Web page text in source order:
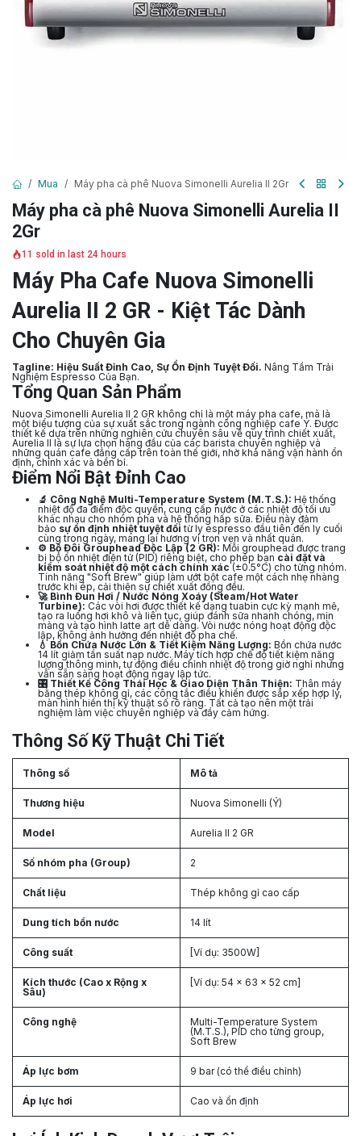
Mua Máy pha cà phê Nuova Simonelli Aurelia II 2Gr
Máy pha cà phê Nuova Simonelli Aurelia II
2Gr
11 sold in last 24 hours
Máy Pha Cafe Nuova Simonelli
Aurelia II 2 GR - Kiệt Tác Dành
Cho Chuyên Gia
Tagline: Hiệu Suất Đỉnh Cao, Sự Ổn Định Tuyệt Đối. Nâng Tầm Trải
Nghiệm Espresso Của Bạn.
Tổng Quan Sản Phẩm
Nuova Simonelli Aurelia II 2 GR không chỉ là một máy pha cafe, mà là
một biểu tượng của sự xuất sắc trong ngành công nghiệp cafe Ý. Được
thiết kế dựa trên những nghiên cứu chuyên sâu về quy trình chiết xuất,
Aurelia II là sự lựa chọn hàng đầu của các barista chuyên nghiệp và
những quán cafe đẳng cấp trên toàn thế giới, nhờ khả năng vận hành ổn
định, chính xác và bền bỉ.
Điểm Nổi Bật Đỉnh Cao
🔬 Công Nghệ Multi-Temperature System (M.T.S.): Hệ thống
nhiệt độ đa điểm độc quyền, cung cấp nước ở các nhiệt độ tối ưu
khác nhau cho nhóm pha và hệ thống hấp sữa. Điều này đảm
bảo sự ổn định nhiệt tuyệt đối từ ly espresso đầu tiên đến ly cuối
cùng trong ngày, mang lại hương vị trọn vẹn và nhất quán.
⚙️ Bộ Đôi Grouphead Độc Lập (2 GR): Mỗi grouphead được trang
bị bộ ổn nhiệt điện tử (PID) riêng biệt, cho phép bạn cài đặt và
kiểm soát nhiệt độ một cách chính xác(±0.5°C) cho từng nhóm.
Tính năng "Soft Brew" giúp làm ướt bột cafe một cách nhẹ nhàng
trước khi ép, cải thiện sự chiết xuất đồng đều.
🚀 Bình Đun Hơi / Nước Nóng Xoáy (Steam/Hot Water
Turbine): Các vòi hơi được thiết kế dạng tuabin cực kỳ mạnh mẽ,
tạo ra luồng hơi khô và liên tục, giúp đánh sữa nhanh chóng, mịn
màng và tạo hình latte art dễ dàng. Vòi nước nóng hoạt động độc
lập, không ảnh hưởng đến nhiệt độ pha chế.
💧 Bồn Chứa Nước Lớn & Tiết Kiệm Năng Lượng: Bồn chứa nước
14 lít giảm tần suất nạp nước. Máy tích hợp chế độ tiết kiệm năng
lượng thông minh, tự động điều chỉnh nhiệt độ trong giờ nghỉ nhưng
vẫn sẵn sàng hoạt động ngay lập tức.
🎛️ Thiết Kế Công Thái Học & Giao Diện Thân Thiện: Thân máy
bằng thép không gỉ, các công tắc điều khiển được sắp xếp hợp lý,
màn hình hiển thị kỹ thuật số rõ ràng. Tất cả tạo nên một trải
nghiệm làm việc chuyên nghiệp và đầy cảm hứng.
Thông Số Kỹ Thuật Chi Tiết
Thông số Mô tả
Thương hiệu Nuova Simonelli (Ý)
Model Aurelia II 2 GR
Số nhóm pha (Group) 2
Chất liệu Thép không gỉ cao cấp
Dung tích bồn nước 14 lít
Công suất [Ví dụ: 3500W]
Kích thước (Cao x Rộng x
Sâu)
[Ví dụ: 54 x 63 x 52 cm]
Công nghệ
Multi-Temperature System
(M.T.S.), PID cho từng group,
Soft Brew
Áp lực bơm 9 bar (có thể điều chỉnh)
Áp lực hơi Cao và ổn định